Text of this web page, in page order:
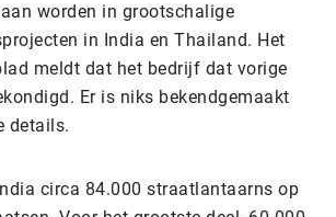
worden in grootschalige
in India en Thailand. Het
meldt dat het bedrijf dat vorige
Er is niks bekendgemaakt
details.
circa 84.000 straatlantaarns op